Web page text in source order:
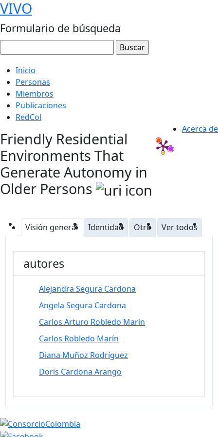
VIVO
Formulario de búsqueda
Inicio
Personas
Miembros
Publicaciones
RedCol
Acerca de
Friendly Residential
Environments That
Generate Autonomy in
Older Persons
Visión general Identidad Otro Ver todos
autores
Alejandra Segura Cardona
Angela Segura Cardona
Carlos Arturo Robledo Marin
Carlos Robledo Marín
Diana Muñoz Rodríguez
Doris Cardona Arango